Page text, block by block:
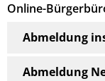
Online-
Abmeldung
Abmeldung